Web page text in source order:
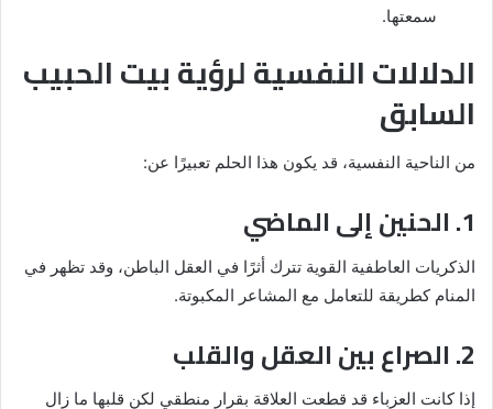
سمعتها.
الدلالات النفسية لرؤية بيت الحبيب
السابق
من الناحية النفسية، قد يكون هذا الحلم تعبيرًا عن:
1. الحنين إلى الماضي
الذكريات العاطفية القوية تترك أثرًا في العقل الباطن، وقد تظهر في
المنام كطريقة للتعامل مع المشاعر المكبوتة.
2. الصراع بين العقل والقلب
إذا كانت العزباء قد قطعت العلاقة بقرار منطقي لكن قلبها ما زال